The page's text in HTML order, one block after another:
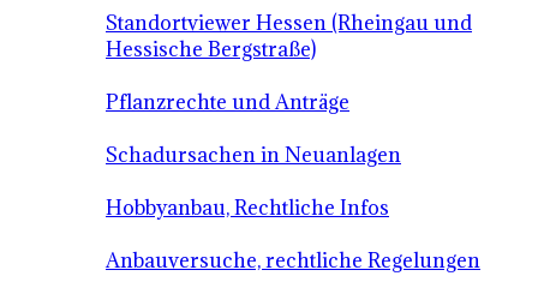
Standortviewer Hessen (Rheingau und
Hessische Bergstraße)
Pflanzrechte und Anträge
Schadursachen in Neuanlagen
Hobbyanbau, Rechtliche Infos
Anbauversuche, rechtliche Regelungen